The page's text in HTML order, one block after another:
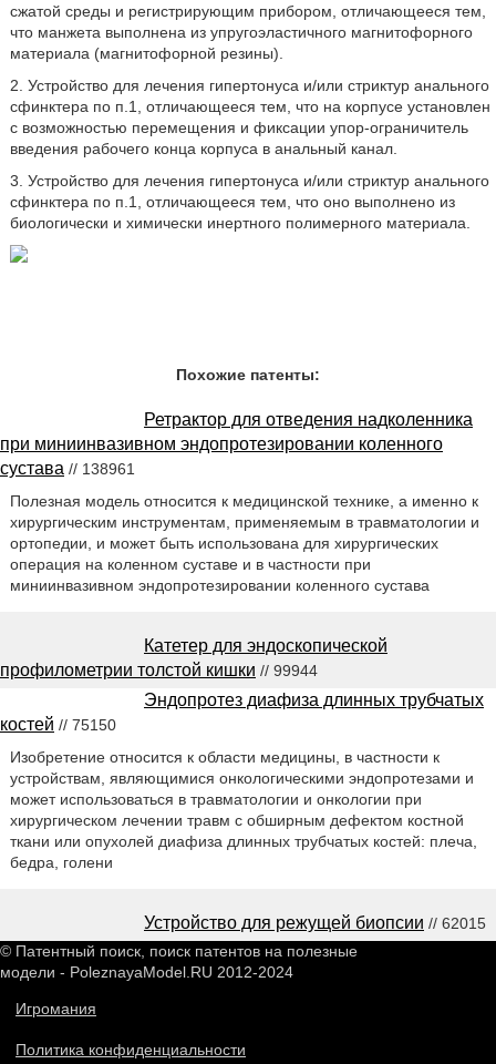
сжатой среды и регистрирующим прибором, отличающееся тем,
что манжета выполнена из упругоэластичного магнитофорного
материала (магнитофорной резины).
2. Устройство для лечения гипертонуса и/или стриктур анального
сфинктера по п.1, отличающееся тем, что на корпусе установлен
с возможностью перемещения и фиксации упор-ограничитель
введения рабочего конца корпуса в анальный канал.
3. Устройство для лечения гипертонуса и/или стриктур анального
сфинктера по п.1, отличающееся тем, что оно выполнено из
биологически и химически инертного полимерного материала.
Похожие патенты:
Ретрактор для отведения надколенника
при миниинвазивном эндопротезировании коленного
сустава // 138961
Полезная модель относится к медицинской технике, а именно к
хирургическим инструментам, применяемым в травматологии и
ортопедии, и может быть использована для хирургических
операция на коленном суставе и в частности при
миниинвазивном эндопротезировании коленного сустава
Катетер для эндоскопической
профилометрии толстой кишки // 99944
Эндопротез диафиза длинных трубчатых
костей // 75150
Изобретение относится к области медицины, в частности к
устройствам, являющимися онкологическими эндопротезами и
может использоваться в травматологии и онкологии при
хирургическом лечении травм с обширным дефектом костной
ткани или опухолей диафиза длинных трубчатых костей: плеча,
бедра, голени
Устройство для режущей биопсии // 62015
© Патентный поиск, поиск патентов на полезные
модели - PoleznayaModel.RU 2012-2024
Игромания
Политика конфиденциальности